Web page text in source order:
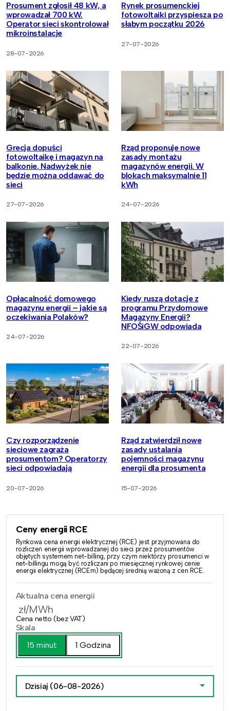
Prosument zgłosił 48 kW, a
wprowadzał 700 kW.
Operator sieci skontrolował
mikroinstalacje
28-07-2026
Rynek prosumenckiej
fotowoltaiki przyspiesza po
słabym początku 2026
27-07-2026
Grecja dopuści
fotowoltaikę i magazyn na
balkonie. Nadwyżek nie
będzie można oddawać do
sieci
27-07-2026
Rząd proponuje nowe
zasady montażu
magazynów energii. W
blokach maksymalnie 11
kWh
24-07-2026
Opłacalność domowego
magazynu energii – jakie są
oczekiwania Polaków?
24-07-2026
Kiedy ruszą dotacje z
programu Przydomowe
Magazyny Energii?
NFOŚiGW odpowiada
22-07-2026
Czy rozporządzenie
sieciowe zagraża
prosumentom? Operatorzy
sieci odpowiadają
20-07-2026
Rząd zatwierdził nowe
zasady ustalania
pojemności magazynu
energii dla prosumenta
15-07-2026
Ceny energii RCE
Rynkowa cena energii elektrycznej (RCE) jest przyjmowana do
rozliczeń energii wprowadzanej do sieci przez prosumentów
objętych systemem net-billing, przy czym niektórzy prosumenci w
net-billingu mogą być rozliczani po miesięcznej rynkowej cenie
energii elektrycznej (RCEm) będącej średnią ważoną z cen RCE.
Aktualna cena energii
zł/MWh
Cena netto (bez VAT)
Skala
15 minut
1 Godzina
Dzisiaj (06-08-2026)